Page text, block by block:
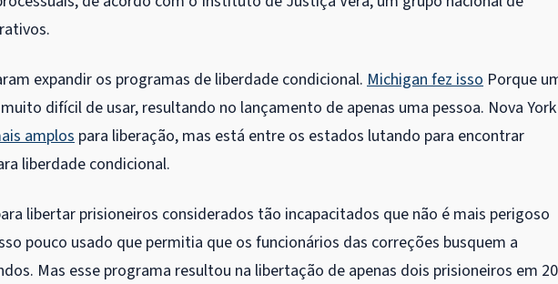
expandir os programas de liberdade condicional. Michigan fez isso Porque
difícil de usar, resultando no lançamento de apenas uma pessoa. Nova York
amplos para liberação, mas está entre os estados lutando para encontrar
liberdade condicional.
libertar prisioneiros considerados tão incapacitados que não é mais perigoso
pouco usado que permitia que os funcionários das correções busquem a
Mas esse programa resultou na libertação de apenas dois prisioneiros em